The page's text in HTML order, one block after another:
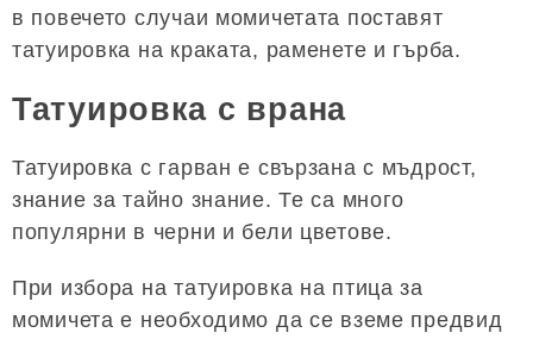
в повечето случаи момичетата поставят
татуировка на краката, раменете и гърба.
Татуировка с врана
Татуировка с гарван е свързана с мъдрост,
знание за тайно знание. Те са много
популярни в черни и бели цветове.
При избора на татуировка на птица за
момичета е необходимо да се вземе предвид